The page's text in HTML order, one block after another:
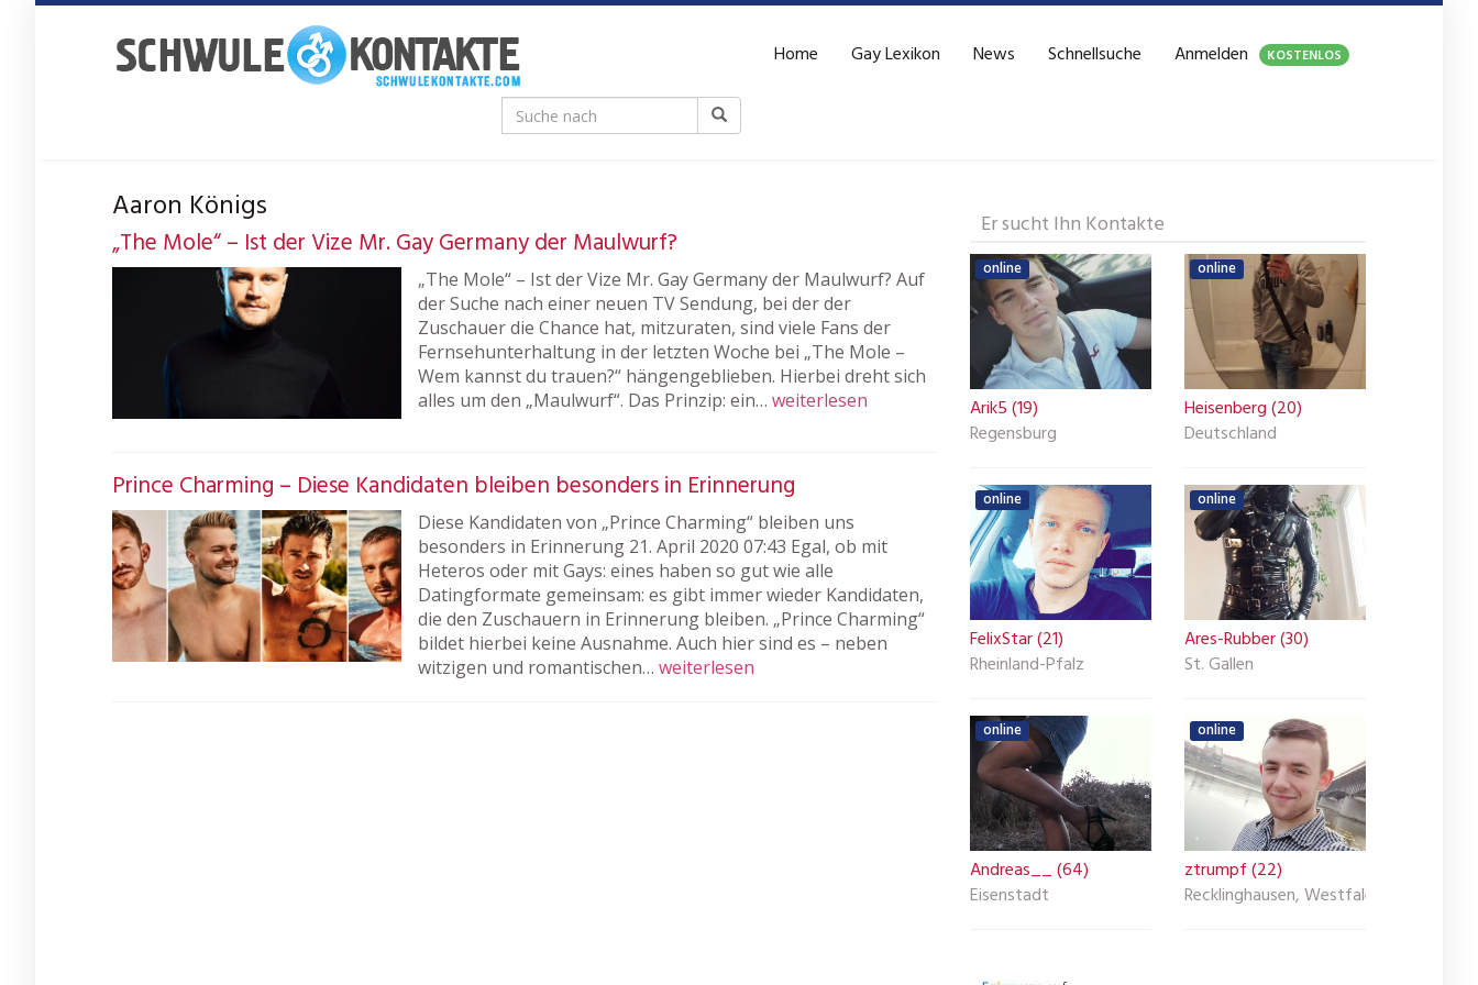
Home Gay Lexikon News Schnellsuche Anmelden KOSTENLOS
Aaron Königs
„The Mole“ – Ist der Vize Mr. Gay Germany der Maulwurf?
„The Mole“ – Ist der Vize Mr. Gay Germany der Maulwurf? Auf
der Suche nach einer neuen TV Sendung, bei der der
Zuschauer die Chance hat, mitzuraten, sind viele Fans der
Fernsehunterhaltung in der letzten Woche bei „The Mole –
Wem kannst du trauen?“ hängengeblieben. Hierbei dreht sich
alles um den „Maulwurf“. Das Prinzip: ein… weiterlesen
Prince Charming – Diese Kandidaten bleiben besonders in Erinnerung
Diese Kandidaten von „Prince Charming“ bleiben uns
besonders in Erinnerung 21. April 2020 07:43 Egal, ob mit
Heteros oder mit Gays: eines haben so gut wie alle
Datingformate gemeinsam: es gibt immer wieder Kandidaten,
die den Zuschauern in Erinnerung bleiben. „Prince Charming“
bildet hierbei keine Ausnahme. Auch hier sind es – neben
witzigen und romantischen… weiterlesen
Er sucht Ihn Kontakte
online
Arik5 (19)
Regensburg
online
Heisenberg (20)
Deutschland
online
FelixStar (21)
Rheinland-Pfalz
online
Ares-Rubber (30)
St. Gallen
online
Andreas__ (64)
Eisenstadt
online
ztrumpf (22)
Recklinghausen, Westfalen